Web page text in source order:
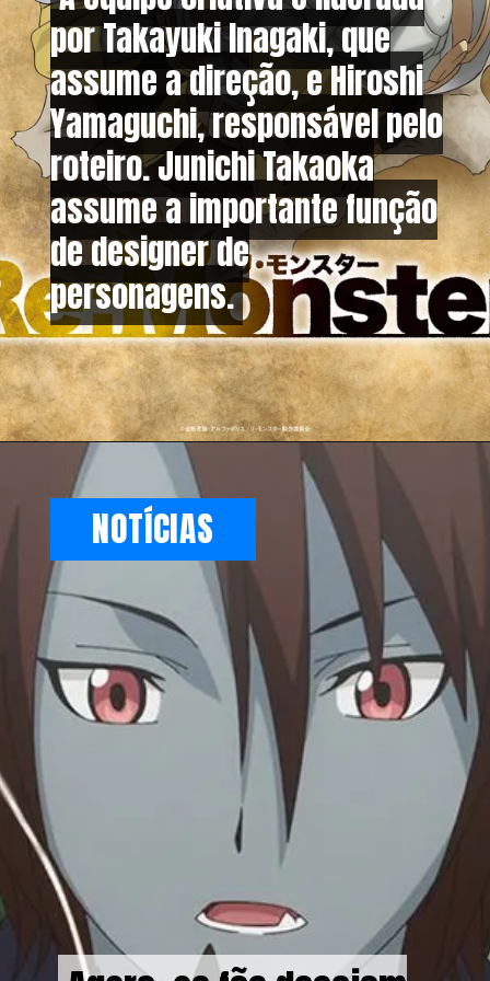
por Takayuki Inagaki, que
assume a direção, e Hiroshi
Yamaguchi, responsável pelo
roteiro. Junichi Takaoka
assume a importante função
de designer de
personagens.
por Takayuki Inagaki, que
assume a direção, e Hiroshi
Yamaguchi, responsável pelo
roteiro. Junichi Takaoka
assume a importante função
de designer de
personagens.
NOTÍCIAS